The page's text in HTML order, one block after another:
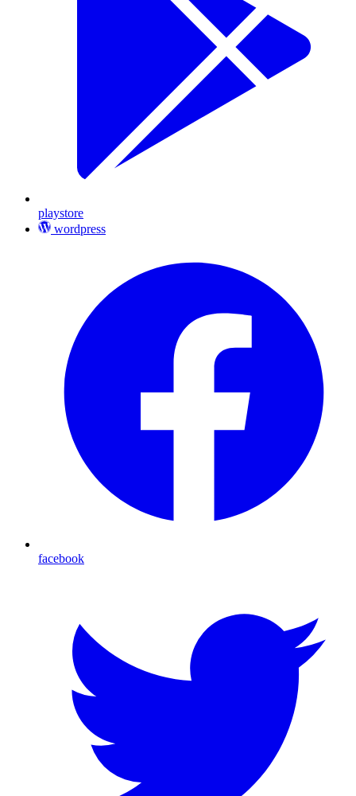
playstore
wordpress
facebook